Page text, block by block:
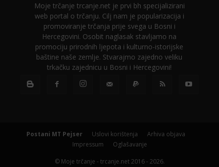
Moje trčanje trcanje.net je prvi bh specijalizirani
web portal o trčanju. Cilj nam je popularizacija i
promoviranje trčanja prije svega u Bosni i
Hercegovini. Osobit naglasak stavljamo na
promociju prirodnih ljepota i kulturno-istorijske
baštine naše zemlje. Stvarajmo zajedno veliku
trkačku zajednicu u Bosni i Hercegovini!
Postani MT Pejser Uslovi korištenja
Arhiva objava
Impressum
Oglašavanje
© Moje trčanje - trcanje.net 2016 - 2026.